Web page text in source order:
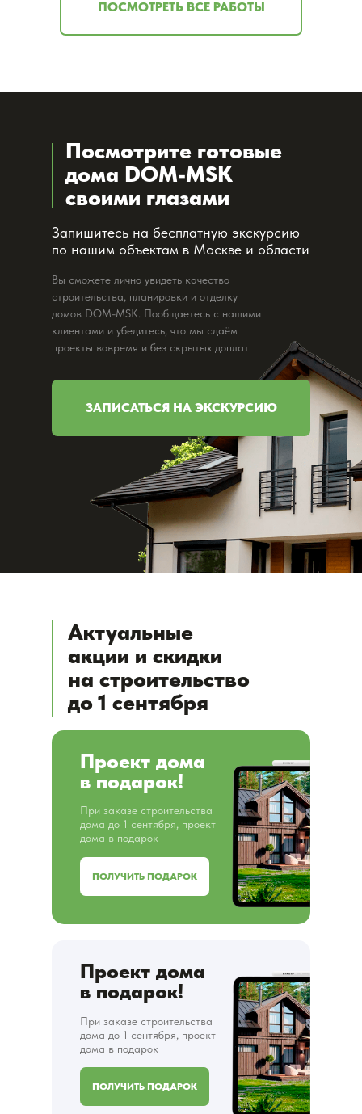
ПОСМОТРЕТЬ ВСЕ РАБОТЫ
Посмотрите готовые
дома DOM-MSK
своими глазами
Запишитесь на бесплатную экскурсию
по нашим объектам в Москве и области
Вы сможете лично увидеть качество
строительства, планировки и отделку
домов DOM-MSK. Пообщаетесь с нашими
клиентами и убедитесь, что мы сдаём
проекты вовремя и без скрытых доплат
ЗАПИСАТЬСЯ НА ЭКСКУРСИЮ
Актуальные
акции и скидки
на строительство
до 1 сентября
Проект дома
в подарок!
При заказе строительства
дома до 1 сентября, проект
дома в подарок
ПОЛУЧИТЬ ПОДАРОК
Проект дома
в подарок!
При заказе строительства
дома до 1 сентября, проект
дома в подарок
ПОЛУЧИТЬ ПОДАРОК